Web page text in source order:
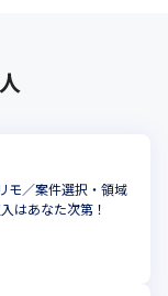
モ／案件選択・領域
はあなた次第！